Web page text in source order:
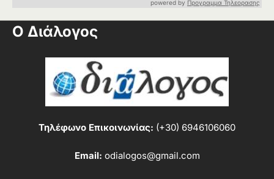
powered by Προγραμμα Τηλεορασης
Ο Διάλογος
Τηλέφωνο Επικοινωνίας: (+30) 6946106060
Email: odialogos@gmail.com